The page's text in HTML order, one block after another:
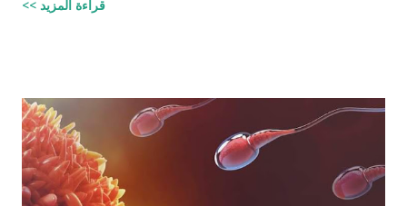
الحصص وذلك لأنه في حالات مُعَيَّنة يكون مجموع حصص الورثة أكثر
القرآن الكريم مقدار حصص الوارثين المحتمل وجودهم على الغالب
أثناء تقسيم الميراث، فمثلاً ترث الأخت نصف مقدار الأخ الشقيق ولكن
هناك الكثير من الاحتمالات لوجود عدة أنواع من الورثة في نفس الوقت
مثل (أخ، أخت، عّم، جد حفيد وكذا) وبطبيعة الحال ليس من المعقول
قراءة المزيد >>